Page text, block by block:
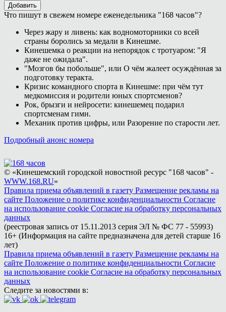
Добавить
Что пишут в свежем номере еженедельника "168 часов"?
Через жару и ливень: как водномоторники со всей
страны боролись за медали в Кинешме.
Кинешемка о реакции на непорядок с тротуаром: "Я
даже не ожидала".
"Мозгов бы побольше", или О чём жалеет осуждённая за
подготовку теракта.
Кризис командного спорта в Кинешме: при чём тут
медкомиссия и родители юных спортсменов?
Рок, брызги и нейросети: кинешемец подарил
спортсменам гимн.
Механик против цифры, или Разорение по старости лет.
Подробный анонс номера
© «Кинешемский городской новостной ресурс "168 часов" -
WWW.168.RU»
Правила приема объявлений в газету Размещение рекламы на
сайте Положение о политике конфиденциальности Согласие
на использование cookie Согласие на обработку персональных
данных
(реестровая запись от 15.11.2013 серия ЭЛ № ФС 77 - 55993)
16+ (Информация на сайте предназначена для детей старше 16
лет)
Правила приема объявлений в газету Размещение рекламы на
сайте Положение о политике конфиденциальности Согласие
на использование cookie Согласие на обработку персональных
данных
Следите за новостями в: